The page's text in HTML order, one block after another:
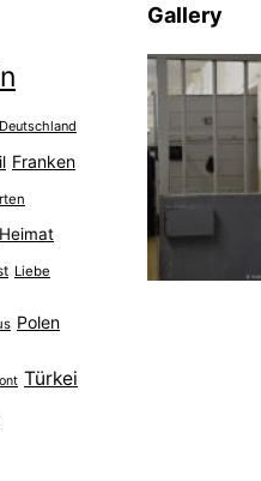
Deutschland
Franken
Heimat
Liebe
Polen
Türkei
Gallery